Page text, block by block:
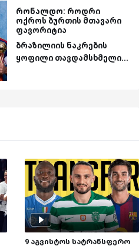
რონალდო: როდრი
ოქროს ბურთის მთავარი
ფავორიტია
ბრაზილიის ნაკრების
ყოფილი თავდამსხმელი...
9 აგვისტოს სატრანსფერო